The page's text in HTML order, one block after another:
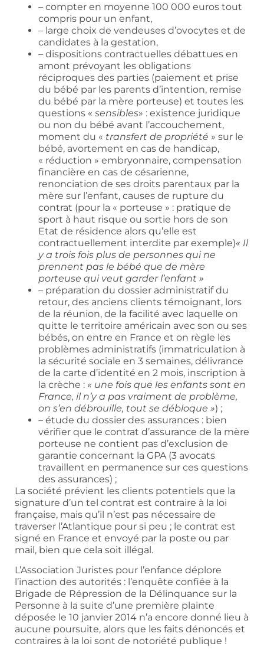
– compter en moyenne 100 000 euros tout
compris pour un enfant,
– large choix de vendeuses d’ovocytes et de
candidates à la gestation,
– dispositions contractuelles débattues en
amont prévoyant les obligations
réciproques des parties (paiement et prise
du bébé par les parents d’intention, remise
du bébé par la mère porteuse) et toutes les
questions « sensibles» : existence juridique
ou non du bébé avant l’accouchement,
moment du « transfert de propriété » sur le
bébé, avortement en cas de handicap,
« réduction » embryonnaire, compensation
financière en cas de césarienne,
renonciation de ses droits parentaux par la
mère sur l’enfant, causes de rupture du
contrat (pour la « porteuse » : pratique de
sport à haut risque ou sortie hors de son
Etat de résidence alors qu’elle est
contractuellement interdite par exemple)« Il
y a trois fois plus de personnes qui ne
prennent pas le bébé que de mère
porteuse qui veut garder l’enfant »
– préparation du dossier administratif du
retour, des anciens clients témoignant, lors
de la réunion, de la facilité avec laquelle on
quitte le territoire américain avec son ou ses
bébés, on entre en France et on règle les
problèmes administratifs (immatriculation à
la sécurité sociale en 3 semaines, délivrance
de la carte d’identité en 2 mois, inscription à
la crèche : « une fois que les enfants sont en
France, il n’y a pas vraiment de problème,
on s’en débrouille, tout se débloque ») ;
– étude du dossier des assurances : bien
vérifier que le contrat d’assurance de la mère
porteuse ne contient pas d’exclusion de
garantie concernant la GPA (3 avocats
travaillent en permanence sur ces questions
des assurances) ;
La société prévient les clients potentiels que la
signature d’un tel contrat est contraire à la loi
française, mais qu’il n’est pas nécessaire de
traverser l’Atlantique pour si peu ; le contrat est
signé en France et envoyé par la poste ou par
mail, bien que cela soit illégal.
L’Association Juristes pour l’enfance déplore
l’inaction des autorités : l’enquête confiée à la
Brigade de Répression de la Délinquance sur la
Personne à la suite d’une première plainte
déposée le 10 janvier 2014 n’a encore donné lieu à
aucune poursuite, alors que les faits dénoncés et
contraires à la loi sont de notoriété publique !